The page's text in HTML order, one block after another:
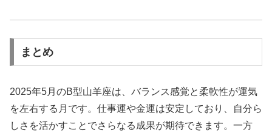
まとめ
2025年5月のB型山羊座は、バランス感覚と柔軟性が運気
を左右する月です。仕事運や金運は安定しており、自分ら
しさを活かすことでさらなる成果が期待できます。一方